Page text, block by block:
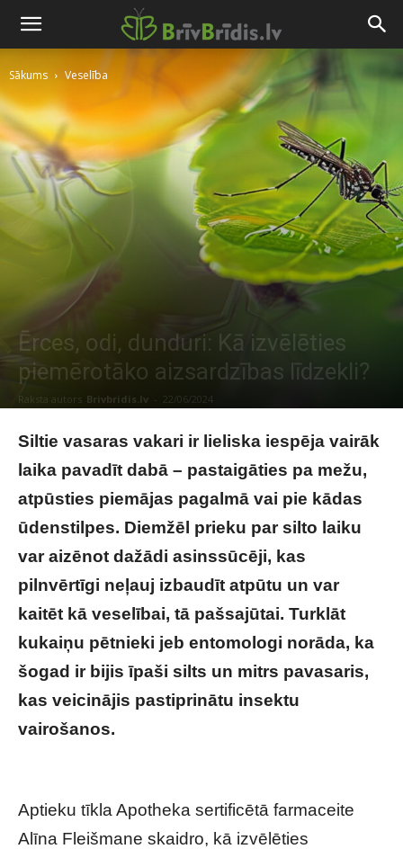
Sākums Veselība
Ērces, odi, dunduri: Kā izvēlēties
piemērotāko aizsardzības līdzekli?
Raksta autors Brivbridis.lv 22/06/2024
Image by freepik
Siltie vasaras vakari ir lieliska iespēja vairāk
laika pavadīt dabā – pastaigāties pa mežu,
atpūsties piemājas pagalmā vai pie kādas
ūdenstilpes. Diemžēl prieku par silto laiku
var aizēnot dažādi asinssūcēji, kas
pilnvērtīgi neļauj izbaudīt atpūtu un var
kaitēt kā veselībai, tā pašsajūtai. Turklāt
kukaiņu pētnieki jeb entomologi norāda, ka
šogad ir bijis īpaši silts un mitrs pavasaris,
kas veicinājis pastiprinātu insektu
vairošanos.
Aptieku tīkla Apotheka sertificētā farmaceite
Alīna Fleišmane skaidro, kā izvēlēties